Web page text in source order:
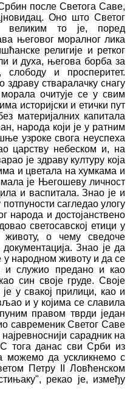
после Светога Саве,
Оно што Светог
великим то је, поред
његовог моралног лика
религије и ретког
и духа, његова борба за
и просперитет.
стваралачку снагу
очитује се у свим
историјски и етички пут
материјалних капитала
народа који је у ратним
узроке свога неуспеха
царству небеском и, на
је здраву културу која
и цветала на хумкама и
је Његошеву личност
и васпитала. Знао је и
сагледао улогу
народа и достојанствено
светосавској етици у
о чему сведоче
Знао је да
у народном животу и да се
и служио предано и као
син своје груде. Своје
у свакој прилици, као и
и у којима се славила
правом тврди један
савременик Светог Саве
сарадник на
тога данас сви Срби из
можемо да ускликнемо с
Петру II Ловћенском
рекао је, између